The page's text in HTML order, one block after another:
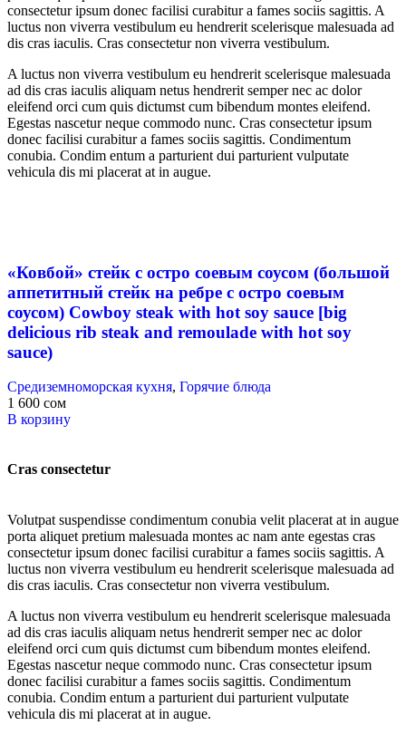
consectetur ipsum donec facilisi curabitur a fames sociis sagittis. A
luctus non viverra vestibulum eu hendrerit scelerisque malesuada ad
dis cras iaculis. Cras consectetur non viverra vestibulum.
A luctus non viverra vestibulum eu hendrerit scelerisque malesuada
ad dis cras iaculis aliquam netus hendrerit semper nec ac dolor
eleifend orci cum quis dictumst cum bibendum montes eleifend.
Egestas nascetur neque commodo nunc. Cras consectetur ipsum
donec facilisi curabitur a fames sociis sagittis. Condimentum
conubia. Condim entum a parturient dui parturient vulputate
vehicula dis mi placerat at in augue.
«Ковбой» стейк с остро соевым соусом (большой
аппетитный стейк на ребре с остро соевым
соусом) Cowboy steak with hot soy sauce [big
delicious rib steak and remoulade with hot soy
sauce)
Средиземноморская кухня, Горячие блюда
1 600 сом
В корзину
Cras consectetur
Volutpat suspendisse condimentum conubia velit placerat at in augue
porta aliquet pretium malesuada montes ac nam ante egestas cras
consectetur ipsum donec facilisi curabitur a fames sociis sagittis. A
luctus non viverra vestibulum eu hendrerit scelerisque malesuada ad
dis cras iaculis. Cras consectetur non viverra vestibulum.
A luctus non viverra vestibulum eu hendrerit scelerisque malesuada
ad dis cras iaculis aliquam netus hendrerit semper nec ac dolor
eleifend orci cum quis dictumst cum bibendum montes eleifend.
Egestas nascetur neque commodo nunc. Cras consectetur ipsum
donec facilisi curabitur a fames sociis sagittis. Condimentum
conubia. Condim entum a parturient dui parturient vulputate
vehicula dis mi placerat at in augue.